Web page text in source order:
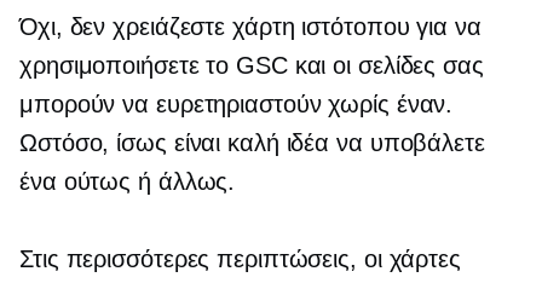
Όχι, δεν χρειάζεστε χάρτη ιστότοπου για να
χρησιμοποιήσετε το GSC και οι σελίδες σας
μπορούν να ευρετηριαστούν χωρίς έναν.
Ωστόσο, ίσως είναι καλή ιδέα να υποβάλετε
ένα ούτως ή άλλως.
Στις περισσότερες περιπτώσεις, οι χάρτες